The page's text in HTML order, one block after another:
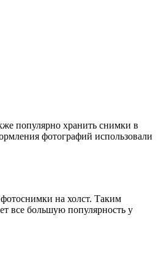
популярно хранить снимки в
фотографий использовали
на холст. Таким
все большую популярность у